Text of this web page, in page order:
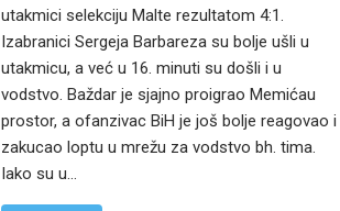
utakmici selekciju Malte rezultatom 4:1.
Izabranici Sergeja Barbareza su bolje ušli u
utakmicu, a već u 16. minuti su došli i u
vodstvo. Baždar je sjajno proigrao Memićau
prostor, a ofanzivac BiH je još bolje reagovao i
zakucao loptu u mrežu za vodstvo bh. tima.
Iako su u…